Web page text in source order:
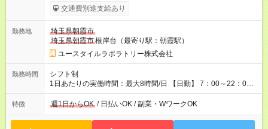
考慮して決定します 【収入例】 週1回勤務の場合：1,510円×8時
間×4回=4万8,320円 週3回勤務の場合：1,510円×8時間×12回
1,600円 【試用期間】試用期間あり 試用期間の長さ：2ヶ月
※ 雇用形態と給与に、本採用時と異なる部分があります。 雇用
形態：本採用時と同じです。 給与：時給 1,150円以上
交通費別途支給あり
勤務地
埼玉県朝霞市
埼玉県朝霞市根岸台（最寄り駅：朝霞駅）
ユースタイルラボラトリー株式会社
勤務時間
シフト制
1日あたりの実働時間：最大8時間/日 【日勤】 7：00～22：00
の間で8時間勤務（休憩時間は法定通り） ※週1日～OK ／ 夜勤
なし ＊＊ 勤務時間例 ＊＊ ■8時から17時 ■9時から18時 ■10
定（毎週同じ曜日勤務）
特徴 週1日からOK / 日払いOK / 副業・WワークOK